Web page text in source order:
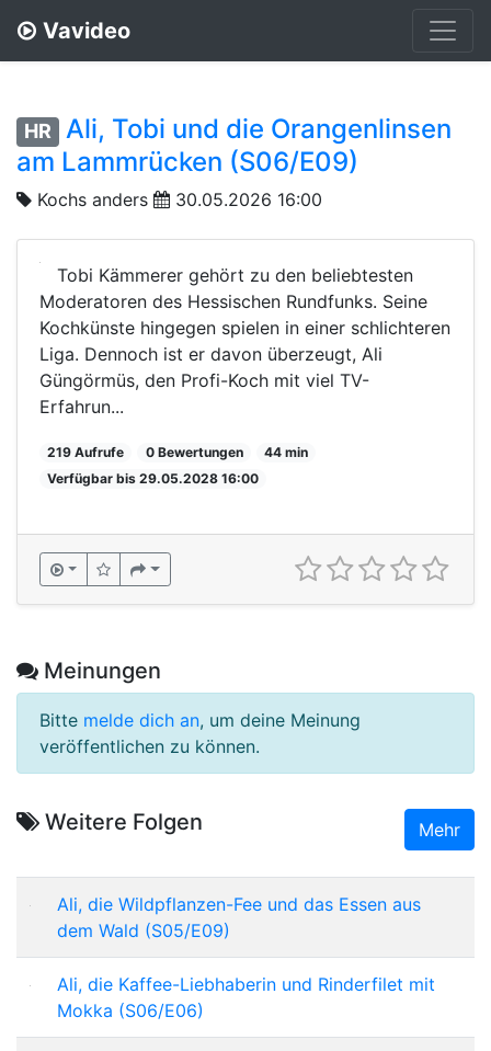
Vavideo
HR
Ali, Tobi und die Orangenlinsen
am Lammrücken (S06/E09)
Kochs anders 30.05.2026 16:00
Tobi Kämmerer gehört zu den beliebtesten
Moderatoren des Hessischen Rundfunks. Seine
Kochkünste hingegen spielen in einer schlichteren
Liga. Dennoch ist er davon überzeugt, Ali
Güngörmüs, den Profi-Koch mit viel TV-
Erfahrun...
219 Aufrufe 0 Bewertungen
44 min
Verfügbar bis 29.05.2028 16:00
Meinungen
Bitte melde dich an, um deine Meinung
veröffentlichen zu können.
Weitere Folgen Mehr
Ali, die Wildpflanzen-Fee und das Essen aus
dem Wald (S05/E09)
Ali, die Kaffee-Liebhaberin und Rinderfilet mit
Mokka (S06/E06)